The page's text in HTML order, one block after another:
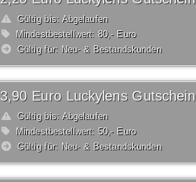
Gültig bis: Abgelaufen
Mindestbestellwert: 80,- Euro
Gültig für: Neu- & Bestandskunden
3,90 Euro Luckylens Gutschein
Gültig bis: Abgelaufen
Mindestbestellwert: 50,- Euro
Gültig für: Neu- & Bestandskunden